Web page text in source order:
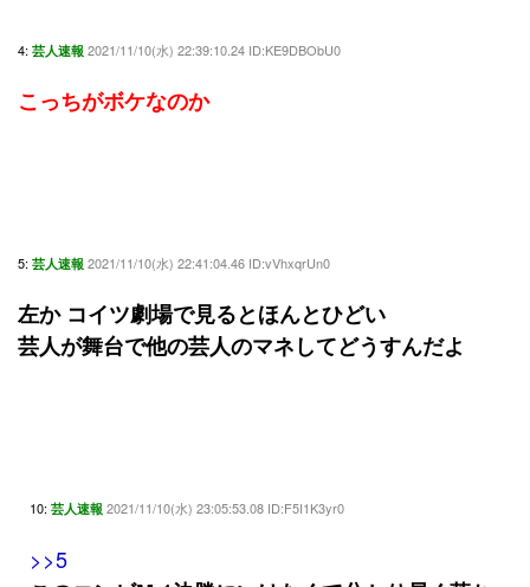
4: 芸人速報 2021/11/10(水) 22:39:10.24 ID:KE9DBObU0
こっちがボケなのか
5: 芸人速報 2021/11/10(水) 22:41:04.46 ID:vVhxqrUn0
左か コイツ劇場で見るとほんとひどい
芸人が舞台で他の芸人のマネしてどうすんだよ
10: 芸人速報 2021/11/10(水) 23:05:53.08 ID:F5I1K3yr0
>>5